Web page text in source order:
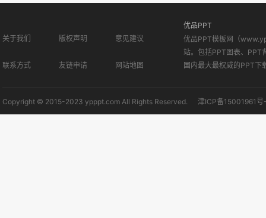
关于我们 版权声明 意见建议
联系方式 友链申请 网站地图
优品PPT
优品PPT模板网（
站。包括PPT图表、PPT
国内最大最权威的PPT下
Copyright © 2015-2023 ypppt.com All Rights Reserved. 津ICP备15001961号